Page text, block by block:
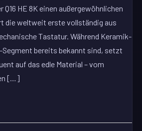
HE 8K einen außergewöhnlichen
die weltweit erste vollständig aus
Tastatur. Während Keramik-
bereits bekannt sind, setzt
auf das edle Material – vom
[…]